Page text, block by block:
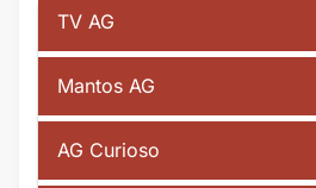
TV AG
Mantos AG
AG Curioso